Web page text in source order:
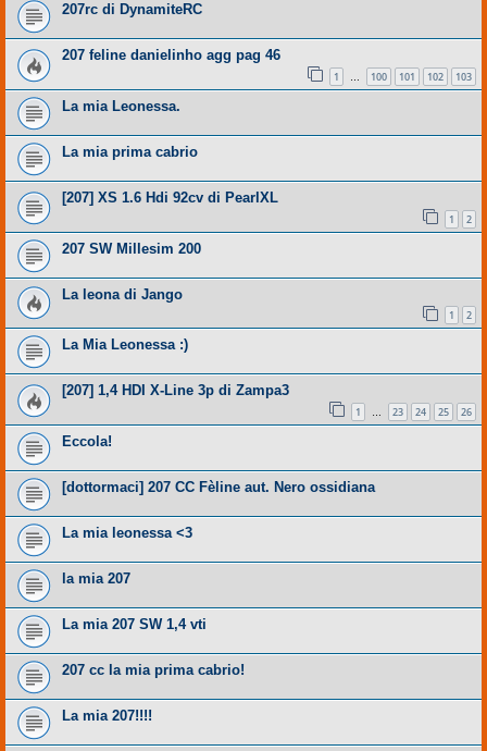
207rc di DynamiteRC
207 feline danielinho agg pag 46
1 … 100 101 102 103
La mia Leonessa.
La mia prima cabrio
[207] XS 1.6 Hdi 92cv di PearlXL
1 2
207 SW Millesim 200
La leona di Jango
1 2
La Mia Leonessa :)
[207] 1,4 HDI X-Line 3p di Zampa3
1 … 23 24 25 26
Eccola!
[dottormaci] 207 CC Fèline aut. Nero ossidiana
La mia leonessa <3
la mia 207
La mia 207 SW 1,4 vti
207 cc la mia prima cabrio!
La mia 207!!!!